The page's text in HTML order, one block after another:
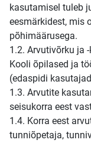
kasutamisel tuleb
eesmärkidest, mis
põhimäärusega.
1.2. Arvutivõrku ja
Kooli õpilased ja
(edaspidi
1.3. Arvutite
seisukorra eest
1.4. Korra eest
tunniõpetaja,